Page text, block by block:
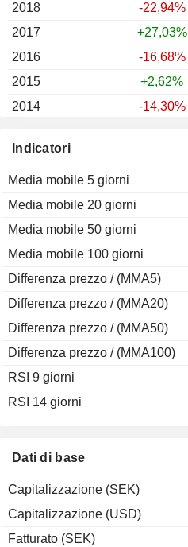
Dati di base
Capitalizzazione (SEK)
Capitalizzazione (USD)
Fatturato (SEK)
Indicatori
Media mobile 5 giorni
Media mobile 20 giorni
Media mobile 50 giorni
Media mobile 100 giorni
Differenza prezzo / (MMA5)
Differenza prezzo / (MMA20)
Differenza prezzo / (MMA50)
Differenza prezzo / (MMA100)
RSI 9 giorni
RSI 14 giorni
2018
-22,94%
2017
+27,03%
2016
-16,68%
2015
+2,62%
2014
-14,30%
2012
2011
2010
2009
2008
-57,14%
2007
+27,83%
2006
+54,88%
2005
+4,95%
2004
-0,35%
2003
2002
2000
1998
+85,92%
1997